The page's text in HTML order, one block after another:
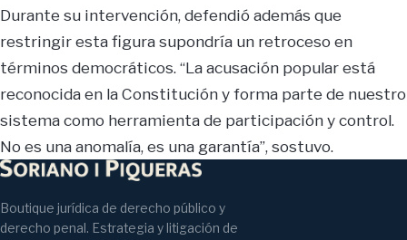
Durante su intervención, defendió además que
restringir esta figura supondría un retroceso en
términos democráticos. “La acusación popular está
reconocida en la Constitución y forma parte de nuestro
sistema como herramienta de participación y control.
No es una anomalía, es una garantía”, sostuvo.
Boutique jurídica de derecho público y
derecho penal. Estrategia y litigación de